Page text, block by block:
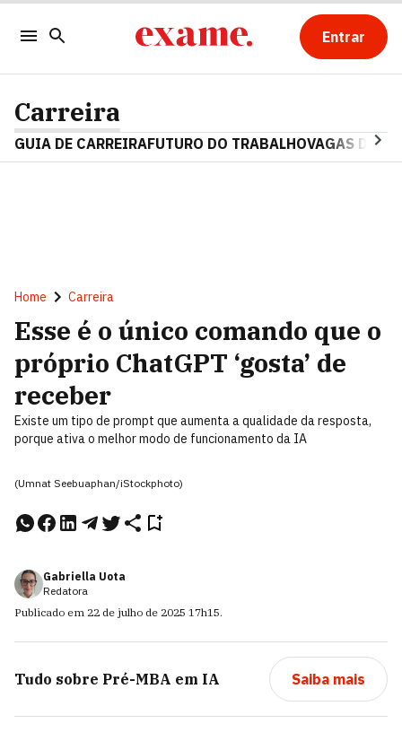
Entrar
Carreira
GUIA DE CARREIRAFUTURO DO TRABALHOVAGAS DE
Home Carreira
Esse é o único comando que o
próprio ChatGPT ‘gosta’ de
receber
Existe um tipo de prompt que aumenta a qualidade da resposta,
porque ativa o melhor modo de funcionamento da IA
(Umnat Seebuaphan/iStockphoto)
Gabriella Uota
Redatora
Publicado em 22 de julho de 2025 17h15.
Tudo sobre Pré-MBA em IA Saiba mais